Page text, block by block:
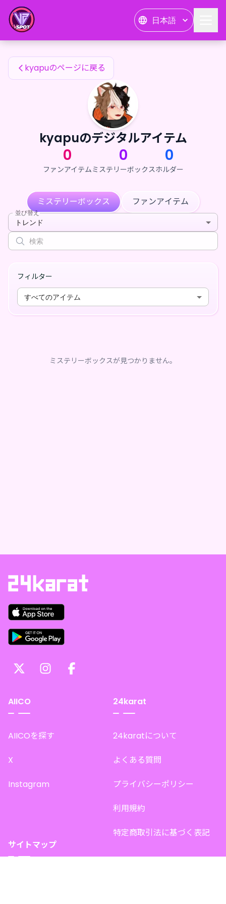
日本語
kyapuのファンアイテム
kyapuのページに戻る
kyapuのデジタルアイテム
0
ファンアイテム
0
ミステリーボックス
0
ホルダー
ミステリーボックス ファンアイテム
並び替え
トレンド
フィルター
すべてのアイテム
ミステリーボックスが見つかりません。
AIICO
AIICOを探す
X
Instagram
24karat
24karatについて
よくある質問
プライバシーポリシー
利用規約
特定商取引法に基づく表記
サイトマップ
kyapuのファンアイテム — 24karat